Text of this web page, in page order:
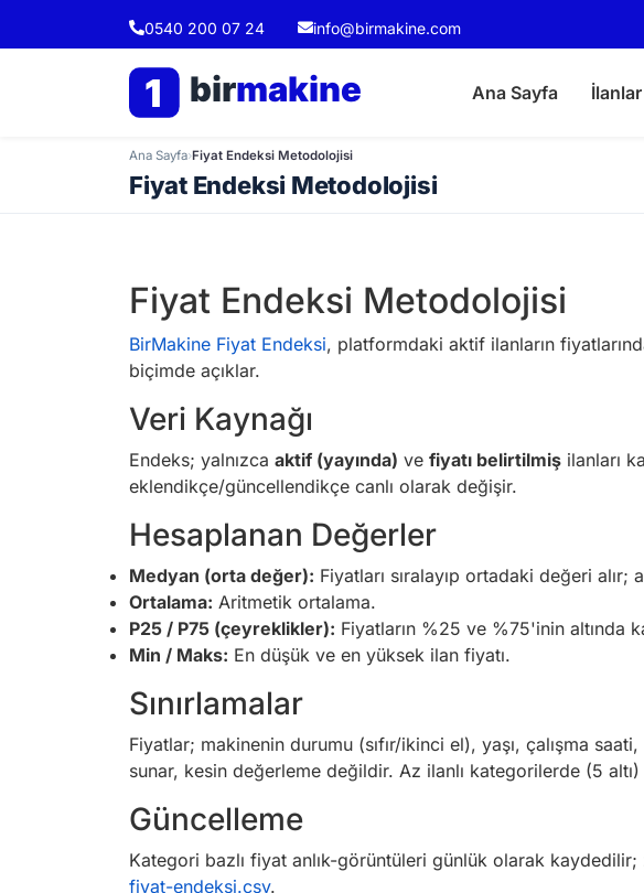
0540 200 07 24 info@birmakine.com
1 birmakine Ana Sayfa İlanlar
Ana Sayfa›Fiyat Endeksi Metodolojisi
Fiyat Endeksi Metodolojisi
Fiyat Endeksi Metodolojisi
BirMakine Fiyat Endeksi, platformdaki aktif ilanların
biçimde açıklar.
Veri Kaynağı
Endeks; yalnızca aktif (yayında) ve fiyatı belirtilmiş ilanları
eklendikçe/güncellendikçe canlı olarak değişir.
Hesaplanan Değerler
Medyan (orta değer): Fiyatları sıralayıp ortadaki değeri
Ortalama: Aritmetik ortalama.
P25 / P75 (çeyreklikler): Fiyatların %25 ve %75'inin altında
Min / Maks: En düşük ve en yüksek ilan fiyatı.
Sınırlamalar
Fiyatlar; makinenin durumu (sıfır/ikinci el), yaşı, çalışma
sunar, kesin değerleme değildir. Az ilanlı kategorilerde (5
Güncelleme
Kategori bazlı fiyat anlık-görüntüleri günlük olarak
fiyat-endeksi.csv.